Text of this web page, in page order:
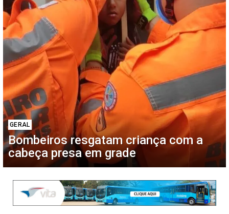
Latest
stories
GERAL
Bombeiros resgatam criança com a
cabeça presa em grade